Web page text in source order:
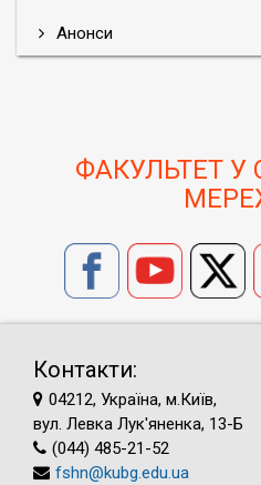
Анонси
ФАКУЛЬТЕТ У
Контакти:
04212, Україна, м.Київ,
вул. Левка Лук'яненка, 13-Б
(044) 485-21-52
fshn@kubg.edu.ua